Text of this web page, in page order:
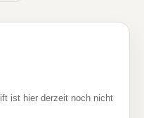
ist hier derzeit noch nicht